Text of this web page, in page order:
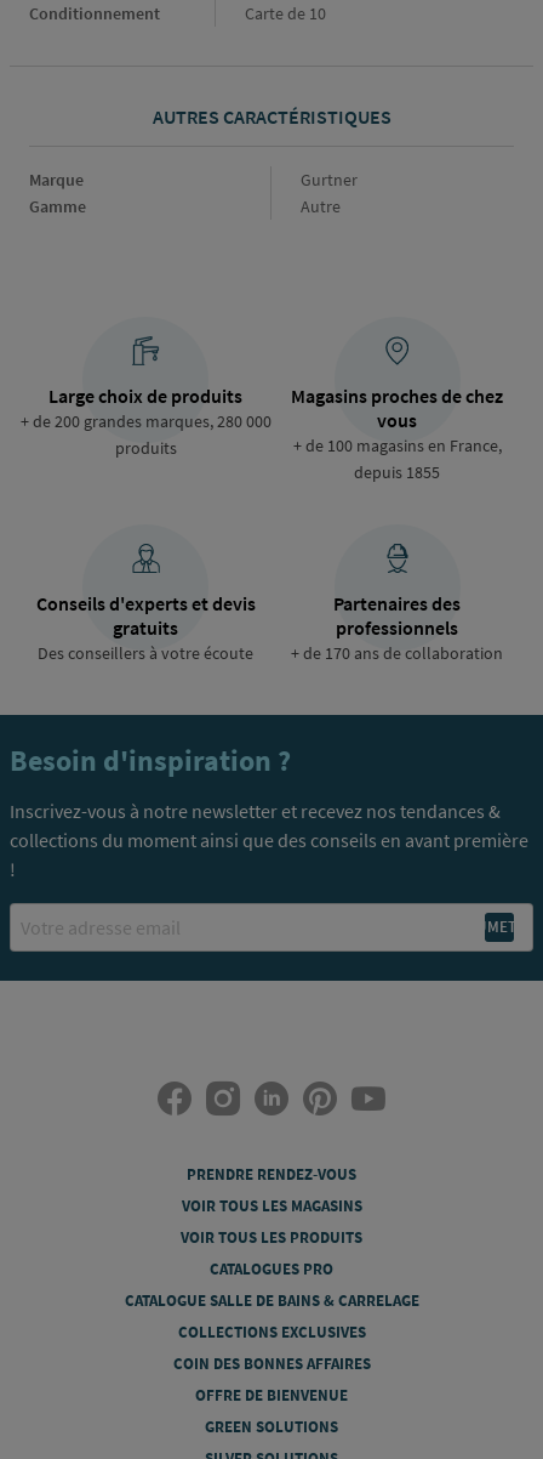
Conditionnement
Carte de 10
AUTRES CARACTÉRISTIQUES
Marque Marque
Gurtner
Gamme
Gamme
Autre
Large choix de produits
+ de 200 grandes marques, 280 000
produits
Magasins proches de chez
vous
+ de 100 magasins en France,
depuis 1855
Conseils d'experts et devis
gratuits
Des conseillers à votre écoute
Partenaires des
professionnels
+ de 170 ans de collaboration
Besoin d'inspiration ?
Inscrivez-vous à notre newsletter et recevez nos tendances &
collections du moment ainsi que des conseils en avant première
!
PRENDRE RENDEZ-VOUS
VOIR TOUS LES MAGASINS
VOIR TOUS LES PRODUITS
CATALOGUES PRO
CATALOGUE SALLE DE BAINS & CARRELAGE
COLLECTIONS EXCLUSIVES
COIN DES BONNES AFFAIRES
OFFRE DE BIENVENUE
GREEN SOLUTIONS